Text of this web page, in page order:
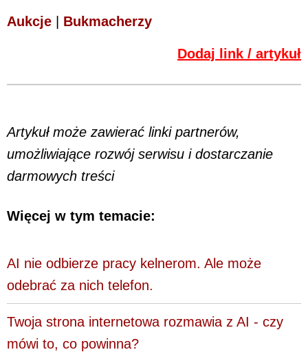
Aukcje Bukmacherzy
Dodaj link / artykuł
Artykuł może zawierać linki partnerów,
umożliwiające rozwój serwisu i dostarczanie
darmowych treści
Więcej w tym temacie:
AI nie odbierze pracy kelnerom. Ale może
odebrać za nich telefon.
Twoja strona internetowa rozmawia z AI - czy
mówi to, co powinna?